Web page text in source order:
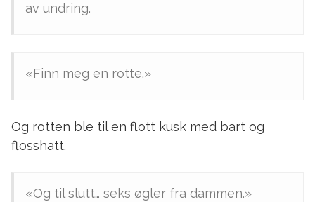
av undring.
«Finn meg en rotte.»
Og rotten ble til en flott kusk med bart og
flosshatt.
«Og til slutt… seks øgler fra dammen.»